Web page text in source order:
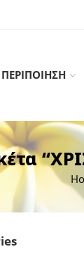
ΠΕΡΙΠΟΙΗΣΗ